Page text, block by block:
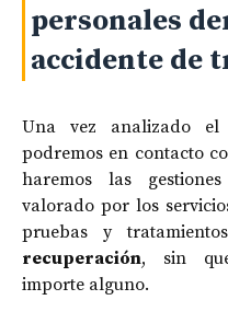
personales
accidente de
Una vez analizado el
podremos en contacto
haremos las
valorado por los
pruebas y
recuperación, sin
importe alguno.